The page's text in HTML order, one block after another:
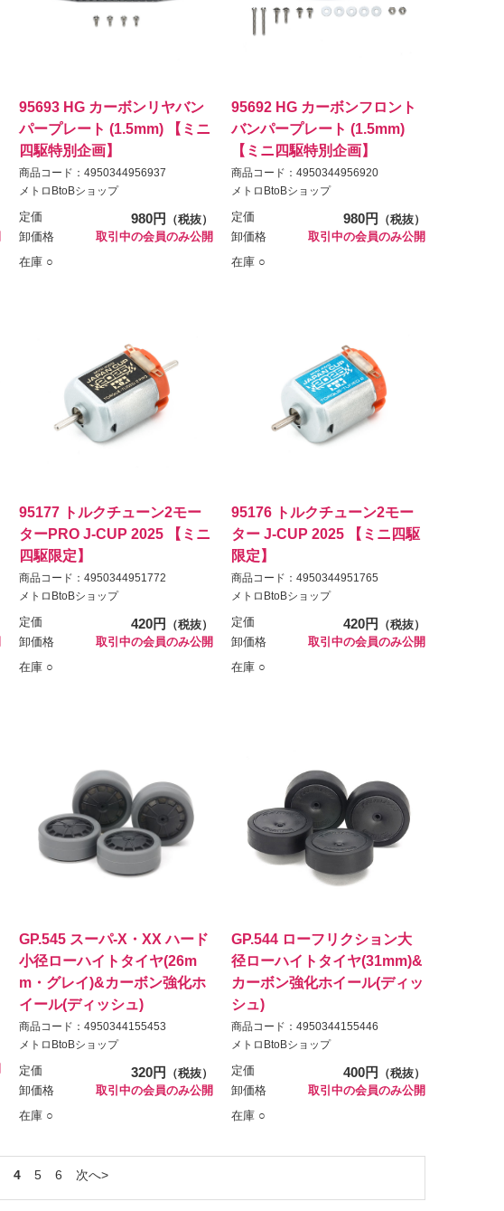
95693 HG カーボンリヤバン
パープレート (1.5mm) 【ミニ
四駆特別企画】
商品コード：4950344956937
メトロBtoBショップ
定価 980円
（税抜）
卸価格
取引中の会員のみ公開
在庫 ○
95692 HG カーボンフロント
バンパープレート (1.5mm)
【ミニ四駆特別企画】
商品コード：4950344956920
メトロBtoBショップ
定価 980円
（税抜）
卸価格
取引中の会員のみ公開
在庫 ○
95177 トルクチューン2モー
ターPRO J-CUP 2025 【ミニ
四駆限定】
商品コード：4950344951772
メトロBtoBショップ
定価 420円
（税抜）
卸価格
取引中の会員のみ公開
在庫 ○
95176 トルクチューン2モー
ター J-CUP 2025 【ミニ四駆
限定】
商品コード：4950344951765
メトロBtoBショップ
定価 420円
（税抜）
卸価格
取引中の会員のみ公開
在庫 ○
GP.545 スーパ-X・XX ハード
小径ローハイトタイヤ(26m
m・グレイ)&カーボン強化ホ
イール(ディッシュ)
商品コード：4950344155453
メトロBtoBショップ
定価 320円
（税抜）
卸価格
取引中の会員のみ公開
在庫 ○
GP.544 ローフリクション大
径ローハイトタイヤ(31mm)&
カーボン強化ホイール(ディッ
シュ)
商品コード：4950344155446
メトロBtoBショップ
定価 400円
（税抜）
卸価格
取引中の会員のみ公開
在庫 ○
4 5 6 次へ